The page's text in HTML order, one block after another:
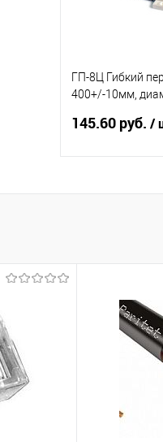
ГП-8Ц Гибкий
400+/-10мм,
145.60 руб. /
В
В избранное